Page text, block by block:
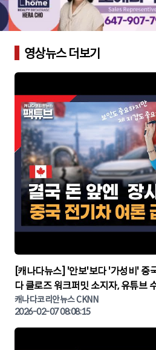
영상뉴스 더보기
▶
[캐나다뉴스] '안보'보다 '가성비' 중
다 클로즈 워크퍼밋 소지자, 유튜브 수익은 불
다뉴스 | CKNNEWS, 캐나다코리안뉴
캐나다코리안뉴스 CKNN
2026-02-07 08:08:15